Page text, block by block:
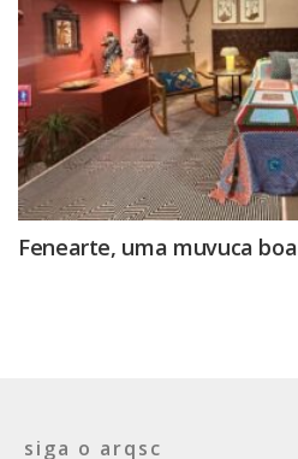
Fenearte, uma muvuca boa
siga o arqsc